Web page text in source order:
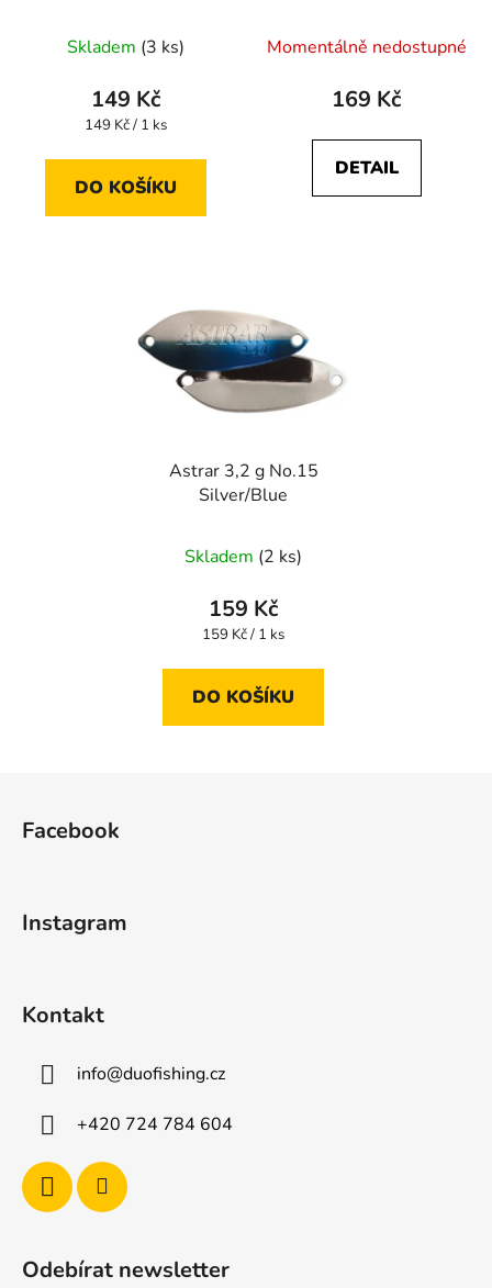
Skladem (3 ks)
149 Kč
Měrná
149 Kč / 1 ks
DO KOŠÍKU
hodnocení
produktu
3,5
z
Momentálně nedostupné
169 Kč
DETAIL
Astrar 3,2 g No.15
Silver/Blue
Skladem (2 ks)
159 Kč
Měrná
159 Kč / 1 ks
DO KOŠÍKU
Facebook
Instagram
Kontakt
info@duofishing.cz
+420 724 784 604
Odebírat newsletter